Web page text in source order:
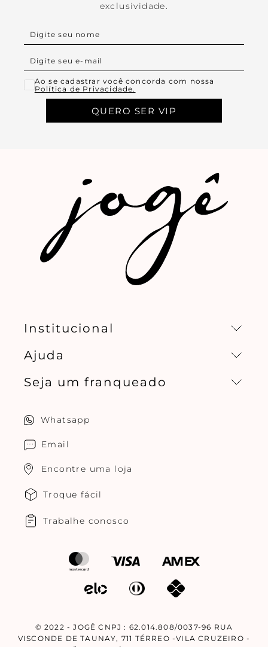
exclusividade.
Ao se cadastrar você concorda com nossa
Política de Privacidade.
QUERO SER VIP
Institucional
Missão, visão e valores
Ajuda
Central de relacionamento
Seja um franqueado
Whatsapp
Email
Encontre uma loja
Troque fácil
Trabalhe conosco
© 2022 - JOGÊ CNPJ : 62.014.808/0037-96 RUA
VISCONDE DE TAUNAY, 711 TÉRREO -VILA CRUZEIRO -